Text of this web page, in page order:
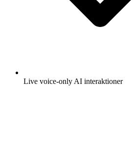
Live voice-only AI interaktioner